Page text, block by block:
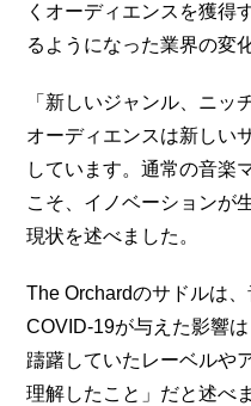
くオーディエンスを獲得
るようになった業界の変
「新しいジャンル、ニッ
オーディエンスは新しい
しています。通常の音楽
こそ、イノベーションが
現状を述べました。
The Orchardのサドルは
COVID-19が与えた影響
躊躇していたレーベルや
理解したこと」だと述べ